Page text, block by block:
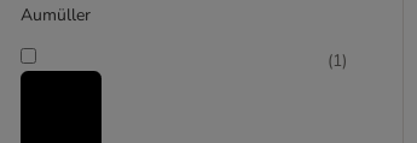
Aumüller
(1)